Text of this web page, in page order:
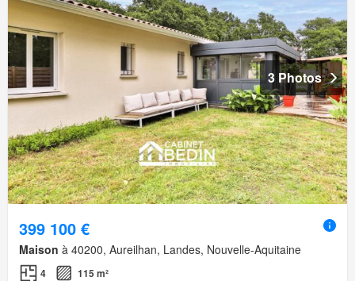
3 Photos
399 100 €
Maison à 40200, Aureilhan, Landes, Nouvelle-Aquitaine
4 115 m²